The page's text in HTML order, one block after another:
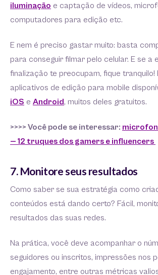
iluminação e captação de vídeos,
computadores para edição etc.
E nem é preciso gastar muito: basta
para conseguir filmar pelo celular. E se a
finalização te preocupam, fique tranquilo!
aplicativos de edição para mobile
iOS e Android, muitos deles gratuitos.
>>>> Você pode se interessar:
— 12 truques dos gamers e influencers
7. Monitore seus resultados
Como saber se sua estratégia como
conteúdos está dando certo? Fácil,
resultados das suas redes.
Na prática, você deve acompanhar o
seguidores ou inscritos, impressões nos
engajamento, entre outras métricas